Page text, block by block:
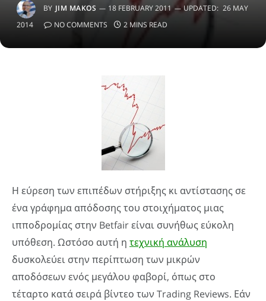
BY JIM MAKOS 18 FEBRUARY 2011 UPDATED: 26 MAY
2014
NO COMMENTS 2 MINS READ
Η εύρεση των επιπέδων στήριξης κι αντίστασης σε
ένα γράφημα απόδοσης του στοιχήματος μιας
ιπποδρομίας στην Betfair είναι συνήθως εύκολη
υπόθεση. Ωστόσο αυτή η τεχνική ανάλυση
δυσκολεύει στην περίπτωση των μικρών
αποδόσεων ενός μεγάλου φαβορί, όπως στο
τέταρτο κατά σειρά βίντεο των Trading Reviews. Εάν